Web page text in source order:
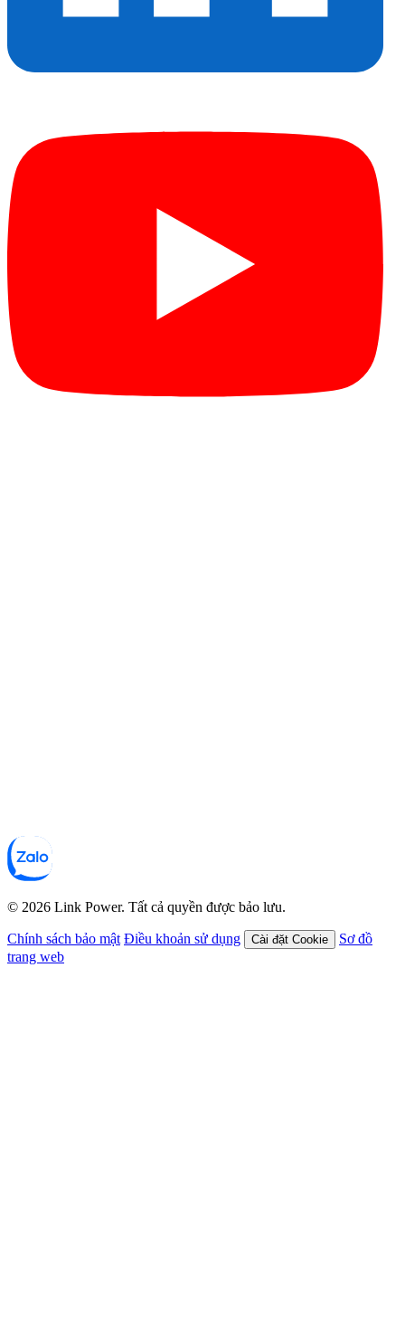
© 2026 Link Power. Tất cả quyền được bảo lưu.
Chính sách bảo mật Điều khoản sử dụng Cài đặt Cookie
Sơ đồ
trang web